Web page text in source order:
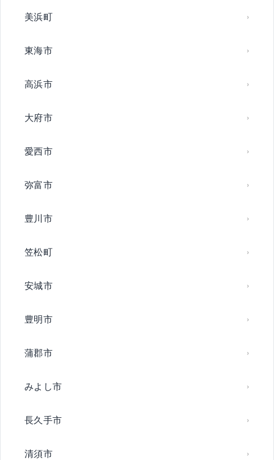
美浜町
東海市
高浜市
大府市
愛西市
弥富市
豊川市
笠松町
安城市
豊明市
蒲郡市
みよし市
長久手市
清須市